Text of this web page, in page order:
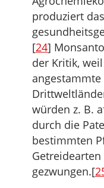
produziert
[24]
der Kritik,
würden z. B.
durch die
bestimmten
gezwungen.[